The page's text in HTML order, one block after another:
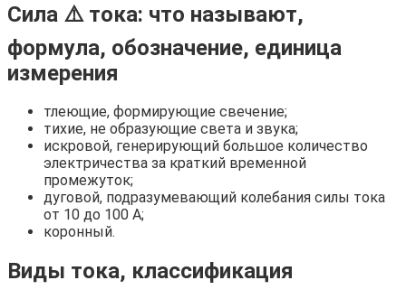
Сила ⚠️ тока: что называют,
формула, обозначение, единица
измерения
тлеющие, формирующие свечение;
тихие, не образующие света и звука;
искровой, генерирующий большое количество
электричества за краткий временной
промежуток;
дуговой, подразумевающий колебания силы тока
от 10 до 100 А;
коронный.
Виды тока, классификация